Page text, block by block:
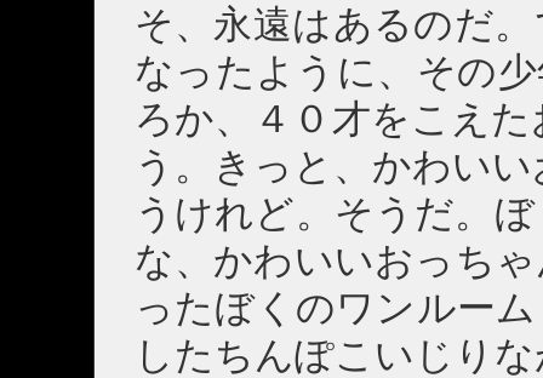
そ、永遠はあるのだ
なったように、その
ろか、４０才をこえ
う。きっと、かわい
うけれど。そうだ。
な、かわいいおっち
ったぼくのワンルー
したちんぽこいじり